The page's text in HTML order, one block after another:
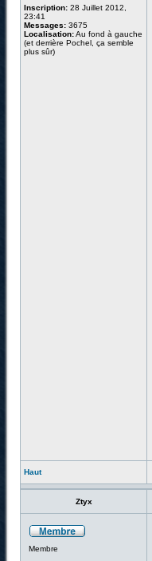
Inscription: 28 Juillet 2012,
23:41
Messages: 3675
Localisation:Au fond à gauche
(et derrière Pochel, ça semble
plus sûr)
Haut
Ztyx
Membre